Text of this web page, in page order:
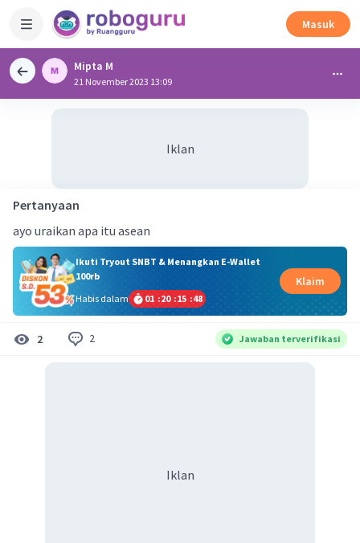
Masuk
Mipta M
21 November 2023 13:09
Iklan
Pertanyaan
ayo uraikan apa itu asean
Ikuti Tryout SNBT & Menangkan E-Wallet
100rb
Habis dalam
01 :20 :15 :48
Klaim
2 2 Jawaban terverifikasi
Iklan